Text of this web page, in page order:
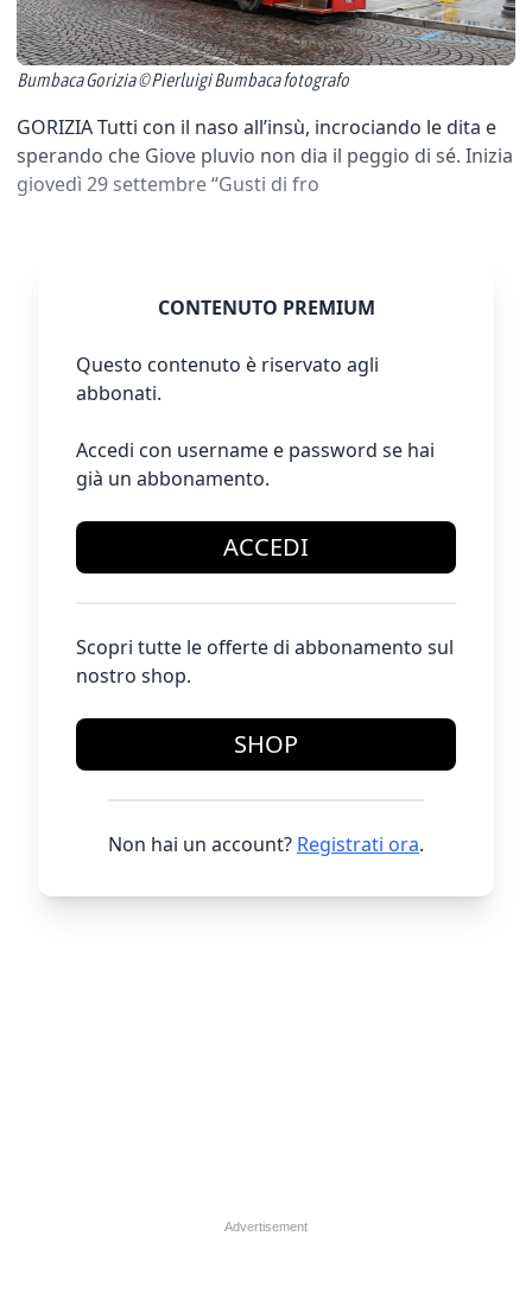
Bumbaca Gorizia © Pierluigi Bumbaca fotografo
GORIZIA Tutti con il naso all’insù, incrociando le dita e
sperando che Giove pluvio non dia il peggio di sé. Inizia
giovedì 29 settembre “Gusti di fro
CONTENUTO PREMIUM
Questo contenuto è riservato agli
abbonati.
Accedi con username e password se hai
già un abbonamento.
ACCEDI
Scopri tutte le offerte di abbonamento sul
nostro shop.
SHOP
Non hai un account? Registrati ora.